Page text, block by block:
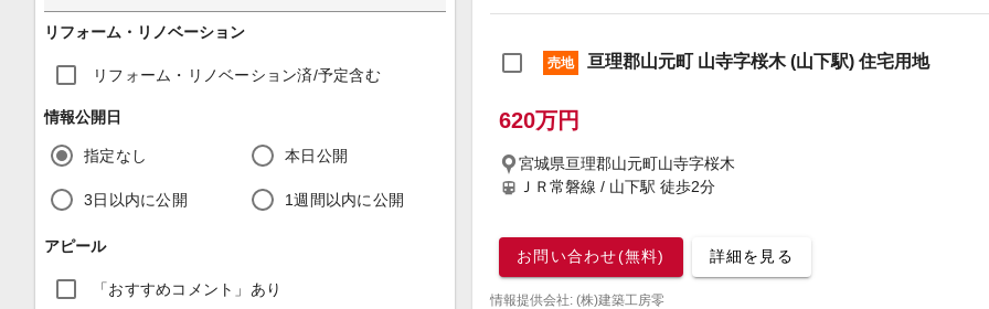
リフォーム・リノベーション
リフォーム・リノベーション済/予定含む
情報公開日
指定なし 本日公開
3日以内に公開 1週間以内に公開
アピール
「おすすめコメント」あり
売地 亘理郡山元町 山寺字桜木 (山下駅) 住宅用地
620万円
宮城県亘理郡山元町山寺字桜木
ＪＲ常磐線 / 山下駅 徒歩2分
お問い合わせ(無料) 詳細を見る
情報提供会社: (株)建築工房零